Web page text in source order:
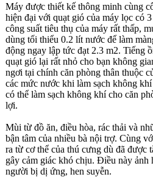
Máy được thiết kế thông minh cùng
hiện đại với quạt gió của máy lọc có
công suất tiêu thụ của máy rất thấp,
dùng tối thiểu 0.2 lít nước để làm
động ngay lập tức đạt 2.3 m2. Tiếng
quạt gió lại rất nhỏ cho bạn không
ngơi tại chính căn phòng thân thuộc
các mức nước khi làm sạch không
có thể làm sạch không khí cho căn
lợi.
Mùi từ đồ ăn, điều hòa, rác thải và
bận tâm của nhiều bà nội trợ. Cùng
ra từ cơ thể của thú cưng dù đã được
gây cảm giác khó chịu. Điều này
người bị dị ứng, hen suyễn.